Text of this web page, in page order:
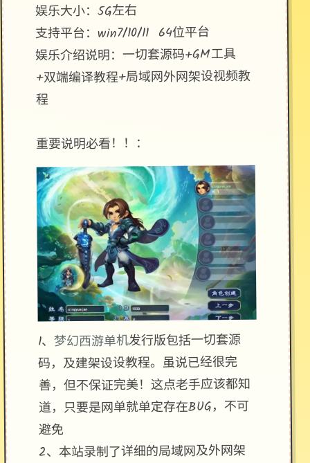
娱乐大小：5G左右
支持平台：win7/10/11 64位平台
娱乐介绍说明：一切套源码+GM工具
+双端编译教程+局域网外网架设视频教
程
重要说明必看！！：
1、梦幻西游单机发行版包括一切套源
码，及建架设设教程。虽说已经很完
善，但不保证完美！这点老手应该都知
道，只要是网单就单定存在BUG，不可
避免
2、本站录制了详细的局域网及外网架